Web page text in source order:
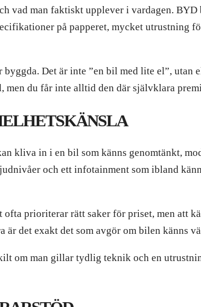
vad man faktiskt upplever i vardagen.
på papperet, mycket utrustning
Det är inte ”en bil med lite el”, utan
du får inte alltid den där självklara
kliva in i en bil som känns genomtänkt,
och ett infotainment som ibland
prioriterar rätt saker för priset, men att
det exakt det som avgör om bilen känns
om man gillar tydlig teknik och en